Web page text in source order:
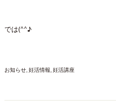
では(^^♪
お知らせ 妊活情報 妊活講座